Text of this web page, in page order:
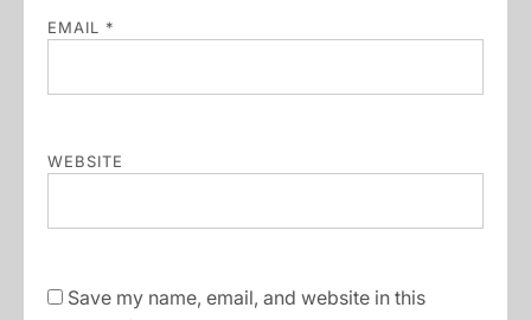
EMAIL *
WEBSITE
Save my name, email, and website in this